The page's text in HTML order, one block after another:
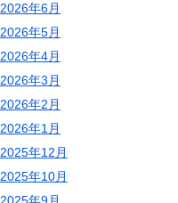
2026年6月
2026年5月
2026年4月
2026年3月
2026年2月
2026年1月
2025年12月
2025年10月